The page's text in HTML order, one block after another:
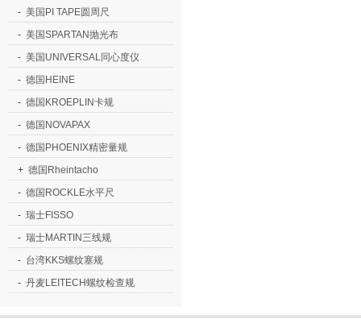
- 美国PI TAPE圆周尺
- 美国SPARTAN抛光布
- 美国UNIVERSAL同心度仪
- 德国HEINE
- 德国KROEPLIN卡规
- 德国NOVAPAX
- 德国PHOENIX精密量规
+ 德国Rheintacho
- 德国ROCKLE水平尺
- 瑞士FISSO
- 瑞士MARTIN三线规
- 台湾KKS螺纹塞规
- 丹麦LEITECH螺纹检查规